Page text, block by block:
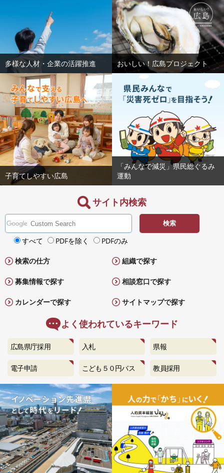
多様な人材・企業の活躍推進 おいしい！広島プロジェクト
子育てしやすい広島
「みんなで減災」県民総ぐるみ
運動
サイト内検索
G
o
l
カ
タ
検
対
すべて PDFを除く PDFのみ
検索の仕方 組織で探す
募集情報で探す 相談窓口で探す
カレンダーで探す サイトマップで探す
よく使われているキーワード
広島県庁採用 入札 県報
電子申請 こども５０円バス 教員採用